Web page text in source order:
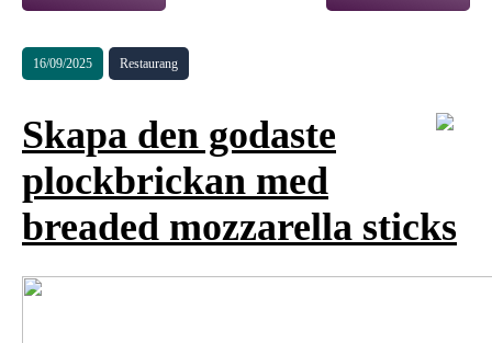
16/09/2025 Restaurang
Skapa den godaste
plockbrickan med
breaded mozzarella sticks